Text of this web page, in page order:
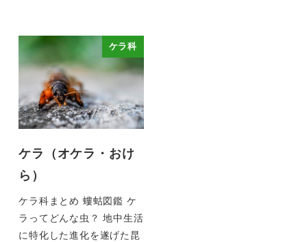
ケラ科
ケラ（オケラ・おけ
ら）
ケラ科まとめ 螻蛄図鑑 ケ
ラってどんな虫？ 地中生活
に特化した進化を遂げた昆